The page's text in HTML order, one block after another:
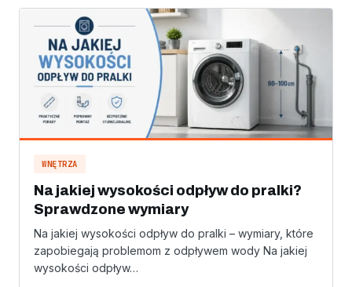
WNĘTRZA
Na jakiej wysokości odpływ do pralki?
Sprawdzone wymiary
Na jakiej wysokości odpływ do pralki – wymiary, które
zapobiegają problemom z odpływem wody Na jakiej
wysokości odpływ…